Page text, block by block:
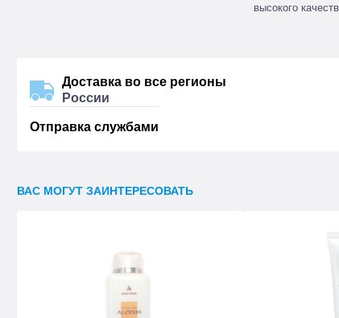
высокого
Доставка во все регионы
России
Отправка службами
ВАС МОГУТ ЗАИНТЕРЕСОВАТЬ